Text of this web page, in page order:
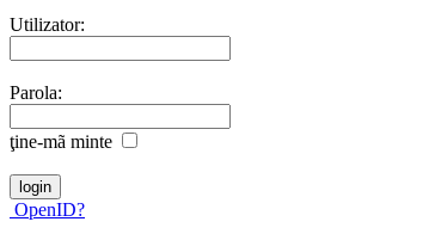
Utilizator:
Parola:
ţine-mã minte
OpenID?